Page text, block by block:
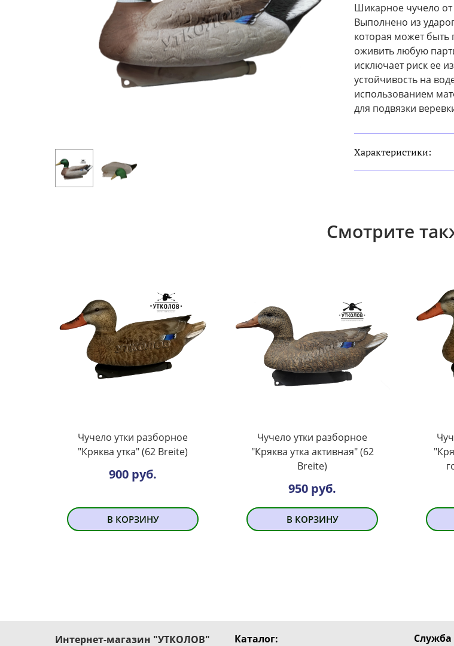
Шикарное чучело
Выполнено из
которая может быть
оживить любую
исключает риск ее
устойчивость на
использованием
для подвязки
Характеристики:
Смотрите
Чучело утки разборное
"Кряква утка" (62 Breite)
900 руб.
В КОРЗИНУ
Чучело утки разборное
"Кряква утка активная" (62
Breite)
950 руб.
В КОРЗИНУ
Интернет-магазин "УТКОЛОВ" Каталог: